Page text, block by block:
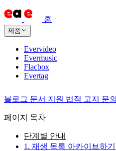
홈
제품
Evervideo
Evermusic
Flacbox
Evertag
블로그 문서 지원 법적 고지 문의
페이지 목차
단계별 안내
1. 재생 목록 아카이브하기